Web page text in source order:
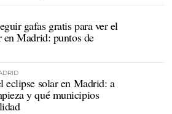
gafas gratis para ver el
en Madrid: puntos de
eclipse solar en Madrid: a
y qué municipios